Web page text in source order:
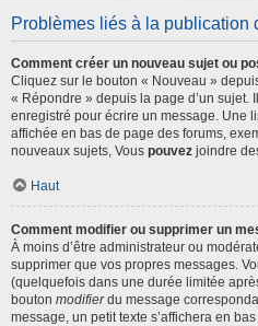
Problèmes liés à la publication
Comment créer un nouveau sujet ou
Cliquez sur le bouton « Nouveau »
« Répondre » depuis la page d’un sujet.
enregistré pour écrire un message. Une
affichée en bas de page des forums,
nouveaux sujets, Vous pouvez joindre
Haut
Comment modifier ou supprimer un
À moins d’être administrateur ou
supprimer que vos propres messages.
(quelquefois dans une durée limitée
bouton modifierdu message
message, un petit texte s’affichera en